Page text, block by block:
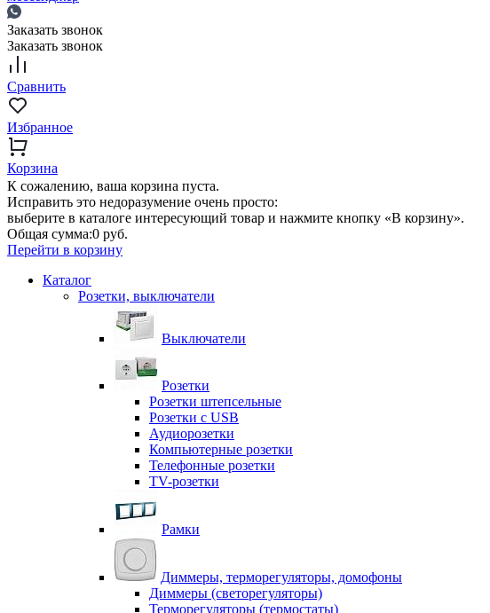
Заказать звонок
Заказать звонок
Сравнить
Избранное
Корзина
К сожалению, ваша корзина пуста.
Исправить это недоразумение очень просто:
выберите в каталоге интересующий товар и нажмите кнопку «В корзину».
Общая сумма:0 руб.
Перейти в корзину
Каталог
Розетки, выключатели
Выключатели
Розетки
Розетки штепсельные
Розетки с USB
Аудиорозетки
Компьютерные розетки
Телефонные розетки
TV-розетки
Рамки
Диммеры, терморегуляторы, домофоны
Диммеры (светорегуляторы)
Терморегуляторы (термостаты)